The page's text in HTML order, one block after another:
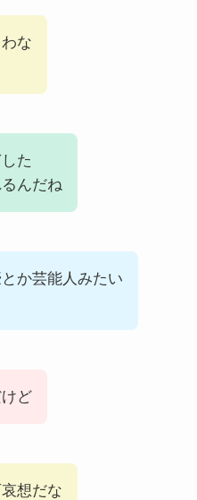
な
た
んだね
か芸能人みたい
ど
想だな